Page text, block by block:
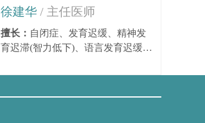
徐建华 / 主任医师
擅长： 自闭症、发育迟缓、精神发
育迟滞(智力低下)、语言发育迟缓、